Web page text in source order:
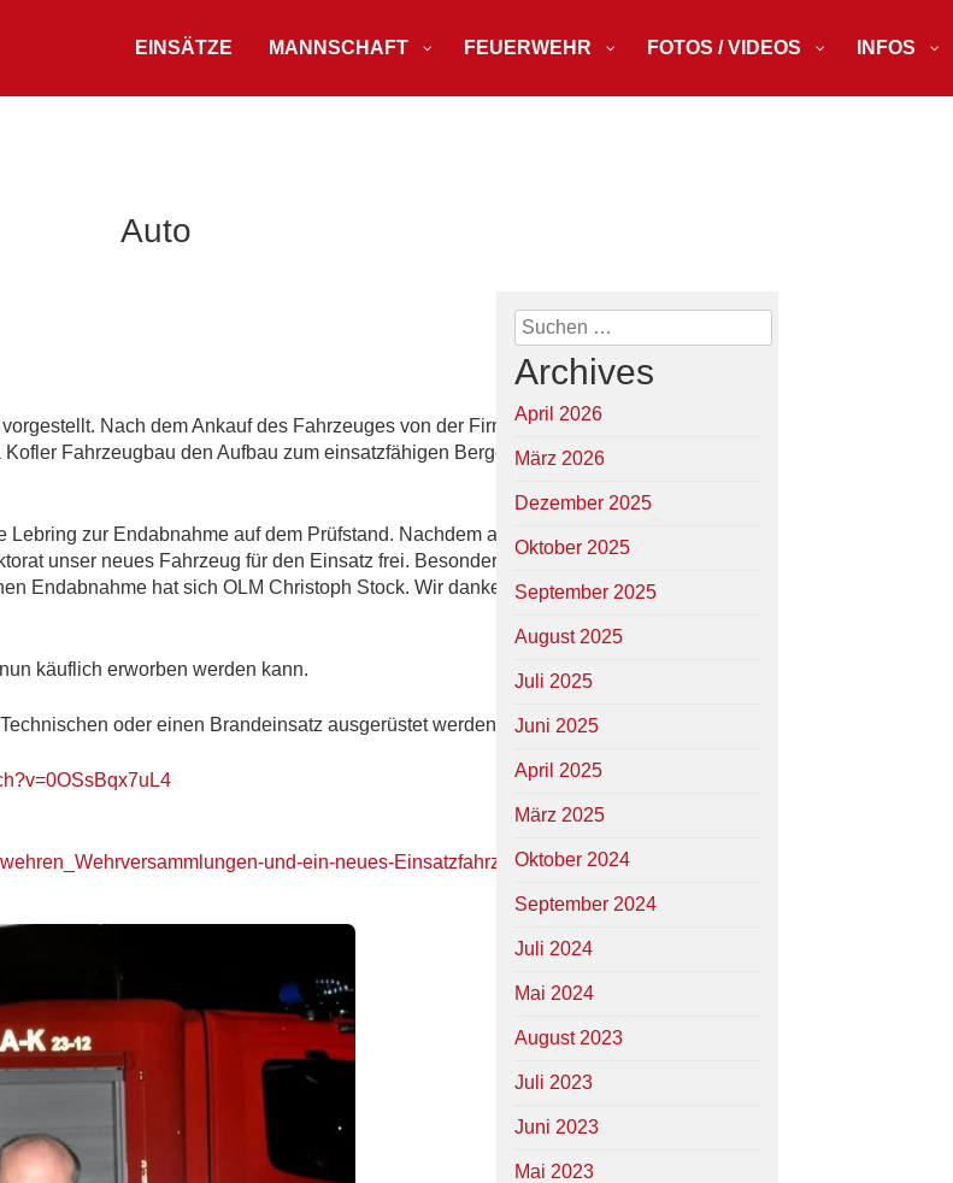
EINSÄTZE MANNSCHAFT FEUERWEHR FOTOS / VIDEOS INFOS
Auto
Nach dem Ankauf des Fahrzeuges von der Firma
Fahrzeugbau den Aufbau zum einsatzfähigen Berge-
zur Endabnahme auf dem Prüfstand. Nachdem alle
unser neues Fahrzeug für den Einsatz frei. Besonders
Endabnahme hat sich OLM Christoph Stock. Wir danken
käuflich erworben werden kann.
oder einen Brandeinsatz ausgerüstet werden.
und-ein-neues-Einsatzfahrzeug
Suchen
nach:
Archives
April 2026
März 2026
Dezember 2025
Oktober 2025
September 2025
August 2025
Juli 2025
Juni 2025
April 2025
März 2025
Oktober 2024
September 2024
Juli 2024
Mai 2024
August 2023
Juli 2023
Juni 2023
Mai 2023